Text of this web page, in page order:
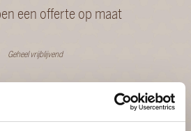
een offerte op maat
Geheel vrijblijvend
MET PLANNEN